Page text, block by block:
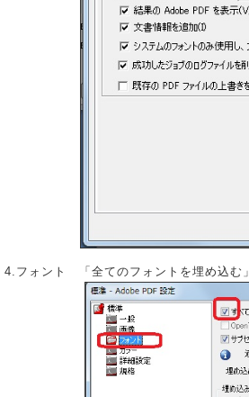
4.フォント 「全てのフォントを埋め込